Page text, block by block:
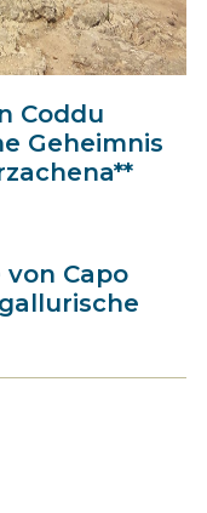
Coddu
Geheimnis
Capo